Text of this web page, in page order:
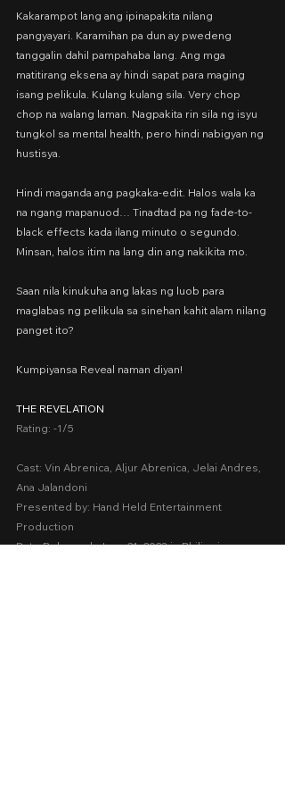
Kakarampot lang ang ipinapakita nilang
pangyayari. Karamihan pa dun ay pwedeng
tanggalin dahil pampahaba lang. Ang mga
matitirang eksena ay hindi sapat para maging
isang pelikula. Kulang kulang sila. Very chop
chop na walang laman. Nagpakita rin sila ng isyu
tungkol sa mental health, pero hindi nabigyan ng
hustisya.
Hindi maganda ang pagkaka-edit. Halos wala ka
na ngang mapanuod… Tinadtad pa ng fade-to-
black effects kada ilang minuto o segundo.
Minsan, halos itim na lang din ang nakikita mo.
Saan nila kinukuha ang lakas ng luob para
maglabas ng pelikula sa sinehan kahit alam nilang
panget ito?
Kumpiyansa Reveal naman diyan!
THE REVELATION
Rating: -1/5
Cast: Vin Abrenica, Aljur Abrenica, Jelai Andres,
Ana Jalandoni
Presented by: Hand Held Entertainment
Production
Date Released: June 21, 2023 in Philippine